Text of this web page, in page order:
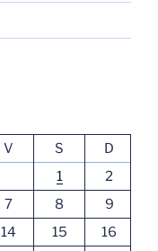
V S
D
1
2
7 8
9
14 15
16